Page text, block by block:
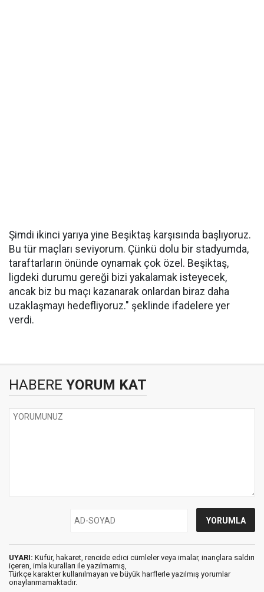
Şimdi ikinci yarıya yine Beşiktaş karşısında başlıyoruz.
Bu tür maçları seviyorum. Çünkü dolu bir stadyumda,
taraftarların önünde oynamak çok özel. Beşiktaş,
ligdeki durumu gereği bizi yakalamak isteyecek,
ancak biz bu maçı kazanarak onlardan biraz daha
uzaklaşmayı hedefliyoruz." şeklinde ifadelere yer
verdi.
HABERE YORUM KAT
UYARI: Küfür, hakaret, rencide edici cümleler veya imalar, inançlara saldırı
içeren, imla kuralları ile yazılmamış,
Türkçe karakter kullanılmayan ve büyük harflerle yazılmış yorumlar
onaylanmamaktadır.